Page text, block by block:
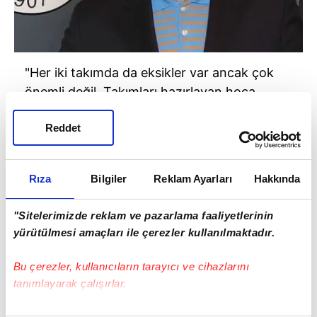
Rıza Bilgiler Reklam Ayarları Hakkında
"Sitelerimizde reklam ve pazarlama faaliyetlerinin
yürütülmesi amaçları ile çerezler kullanılmaktadır.
Bu çerezler, kullanıcıların tarayıcı ve cihazlarını
tanımlayarak çalışırlar.
Reddet
"Her iki takımda da eksikler var ancak çok
önemli değil. Takımları hazırlayan hoca,
başkan ve yöneticilerdir. Takımlar bir bütün
olarak derbiye hazırlanırsa maça kafadan
galibiyetle başlar. Bugüne kadar